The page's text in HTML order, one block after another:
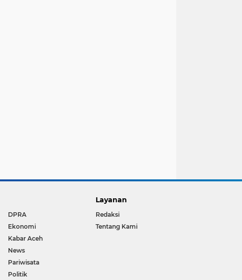
DPRA
Ekonomi
Kabar Aceh
News
Pariwisata
Politik
Layanan
Redaksi
Tentang Kami